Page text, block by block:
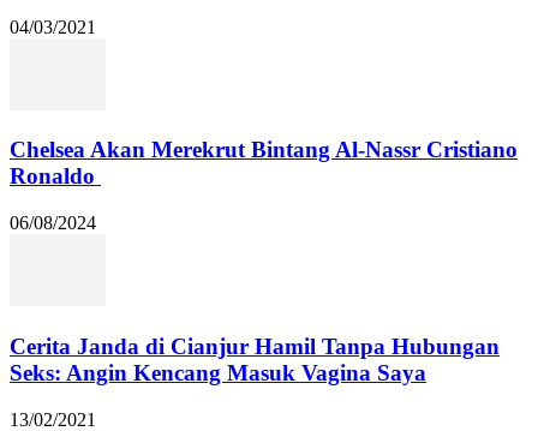
04/03/2021
Chelsea Akan Merekrut Bintang Al-Nassr Cristiano
Ronaldo
06/08/2024
Cerita Janda di Cianjur Hamil Tanpa Hubungan
Seks: Angin Kencang Masuk Vagina Saya
13/02/2021